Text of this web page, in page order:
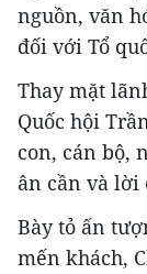
nguồn, văn
đối với Tổ
Thay mặt
Quốc hội
con, cán bộ,
ân cần và lời
Bày tỏ ấn
mến khách,